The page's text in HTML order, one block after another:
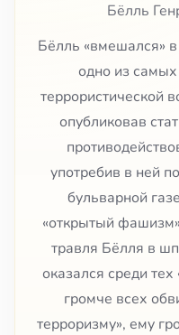
Бёлль
Бёлль «вмешался»
одно из самых
террористической
опубликовав
употребив в ней
бульварной
«открытый
травля Бёлля в
оказался среди
громче всех
терроризму», ему